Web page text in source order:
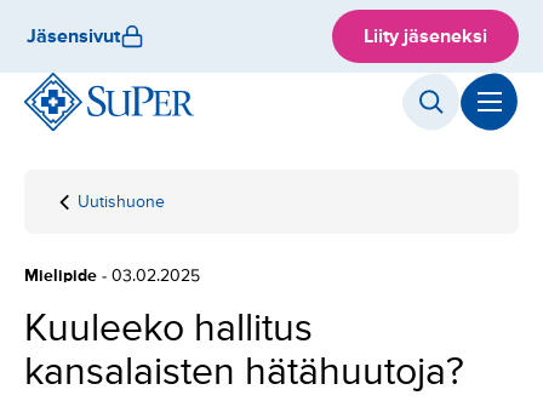
sisältöön
Jäsensivut Liity jäseneksi
Etusivu
Uutishuone
Kuuleeko
hätähuutoja?
Mielipide - 03.02.2025
Kuuleeko hallitus
kansalaisten hätähuutoja?